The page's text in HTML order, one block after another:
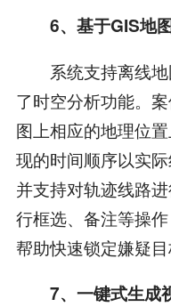
6、基于GIS地
系统支持离线地
了时空分析功能。
图上相应的地理位
现的时间顺序以实
并支持对轨迹线路
行框选、备注等操
帮助快速锁定嫌疑目
7、一键式生成